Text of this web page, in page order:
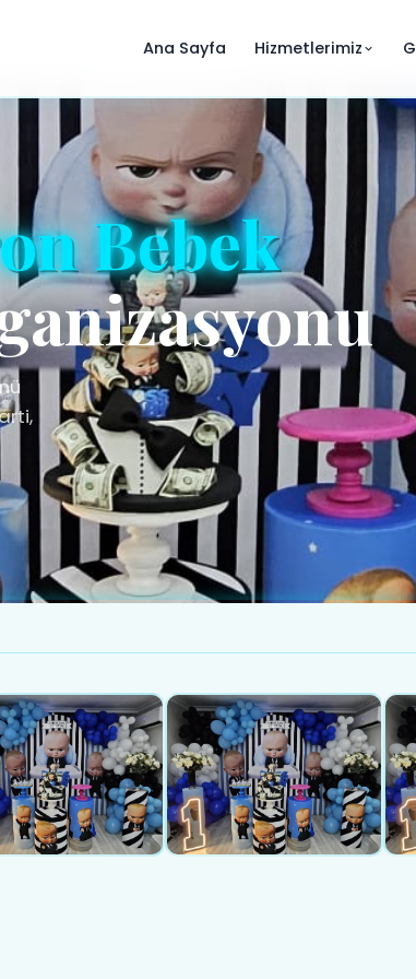
Ana Sayfa Hizmetlerimiz
Bebek